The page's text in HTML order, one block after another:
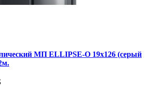
МП ELLIPSE-O 19х126 (серый